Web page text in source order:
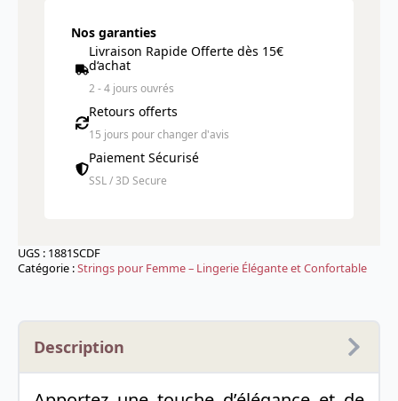
Nos garanties
Livraison Rapide Offerte dès 15€
d‘achat
2 - 4 jours ouvrés
Retours offerts
15 jours pour changer d'avis
Paiement Sécurisé
SSL / 3D Secure
UGS : 1881SCDF
Catégorie :Strings pour Femme – Lingerie Élégante et Confortable
Description